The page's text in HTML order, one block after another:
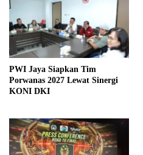
PWI Jaya Siapkan Tim
Porwanas 2027 Lewat Sinergi
KONI DKI